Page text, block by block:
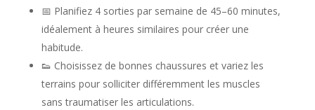
📅 Planifiez 4 sorties par semaine de 45–60 minutes,
idéalement à heures similaires pour créer une
habitude.
👟 Choisissez de bonnes chaussures et variez les
terrains pour solliciter différemment les muscles
sans traumatiser les articulations.